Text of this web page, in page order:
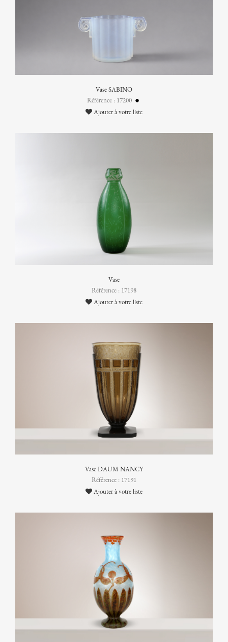
Vase SABINO
Référence : 17200
Ajouter à votre liste
Vase
Référence : 17198
Ajouter à votre liste
Vase DAUM NANCY
Référence : 17191
Ajouter à votre liste